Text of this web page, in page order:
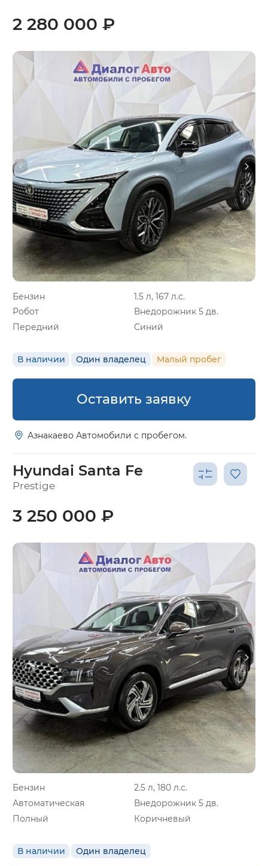
Бензин
1.5 л, 167 л.с.
Робот
Внедорожник 5 дв.
Передний
Синий
В наличии Один владелец Малый пробег
2 280 000 ₽
Оставить заявку
Азнакаево Автомобили с пробегом.
Hyundai Santa Fe
Prestige
Бензин
2.5 л, 180 л.с.
Автоматическая
Внедорожник 5 дв.
Полный
Коричневый
В наличии Один владелец
3 250 000 ₽